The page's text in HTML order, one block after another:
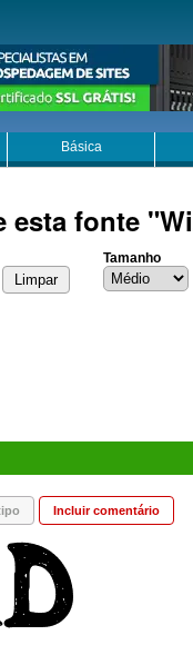
Básica
esta fonte
Tamanho
Incluir comentário